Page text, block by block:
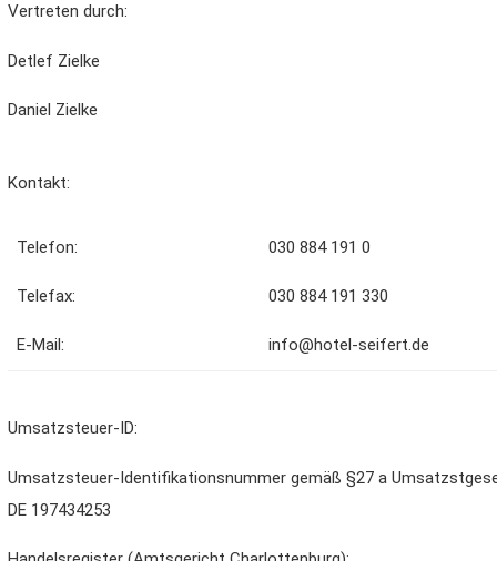
Vertreten durch:
Detlef Zielke
Daniel Zielke
Kontakt:
Telefon: 030 884 191 0
Telefax: 030 884 191 330
E-Mail: info@hotel-seifert.de
Umsatzsteuer-ID:
Umsatzsteuer-Identifikationsnummer gemäß §27 a
DE 197434253